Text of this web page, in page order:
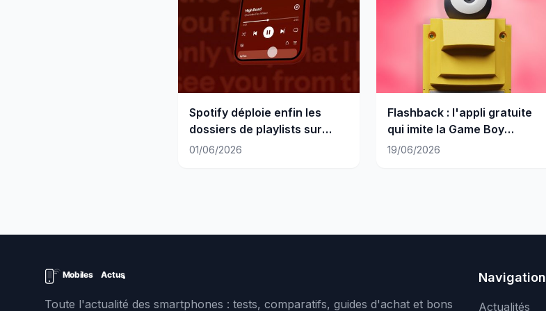
Spotify déploie enfin les
dossiers de playlists sur
mobile
01/06/2026
Flashback : l'appli gratuite
qui imite la Game Boy
Camera
19/06/2026
Toute l'actualité des smartphones : tests, comparatifs, guides d'achat et bons
Navigation
Actualités